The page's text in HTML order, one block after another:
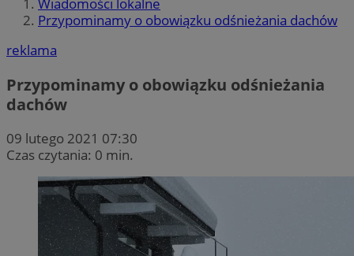
Wiadomości lokalne
Przypominamy o obowiązku odśnieżania dachów
reklama
Przypominamy o obowiązku odśnieżania
dachów
09 lutego 2021 07:30
Czas czytania: 0 min.